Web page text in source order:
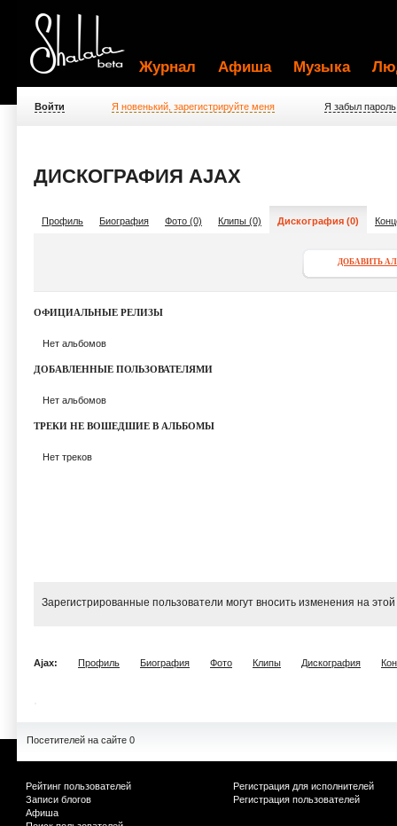
Журнал Афиша Музыка
Войти Я новенький, зарегистрируйте меня Я забыл пароль
ДИСКОГРАФИЯ AJAX
Профиль Биография Фото (0) Клипы (0) Дискография (0)
ДОБАВИТЬ
ОФИЦИАЛЬНЫЕ РЕЛИЗЫ
Нет альбомов
ДОБАВЛЕННЫЕ ПОЛЬЗОВАТЕЛЯМИ
Нет альбомов
ТРЕКИ НЕ ВОШЕДШИЕ В АЛЬБОМЫ
Нет треков
Зарегистрированные пользователи могут вносить изменения на
Ajax: Профиль Биография Фото Клипы Дискография
Посетителей на сайте 0
Рейтинг пользователей
Записи блогов
Афиша
Регистрация для исполнителей
Регистрация пользователей